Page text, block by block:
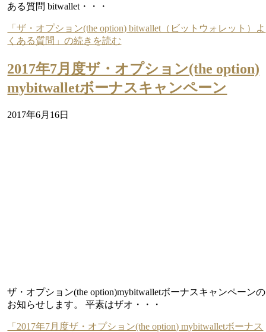
ある質問 bitwallet・・・
「ザ・オプション(the option) bitwallet（ビットウォレット）よ
くある質問」の続きを読む
2017年7月度ザ・オプション(the option)
mybitwalletボーナスキャンペーン
2017年6月16日
ザ・オプション(the option)mybitwalletボーナスキャンペーンの
お知らせします。 平素はザオ・・・
「2017年7月度ザ・オプション(the option) mybitwalletボーナス